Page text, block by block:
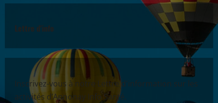
Lettre d'info
Inscrivez-vous à notre Lettre d'information sur les
activités d’Annonay Info Santé.